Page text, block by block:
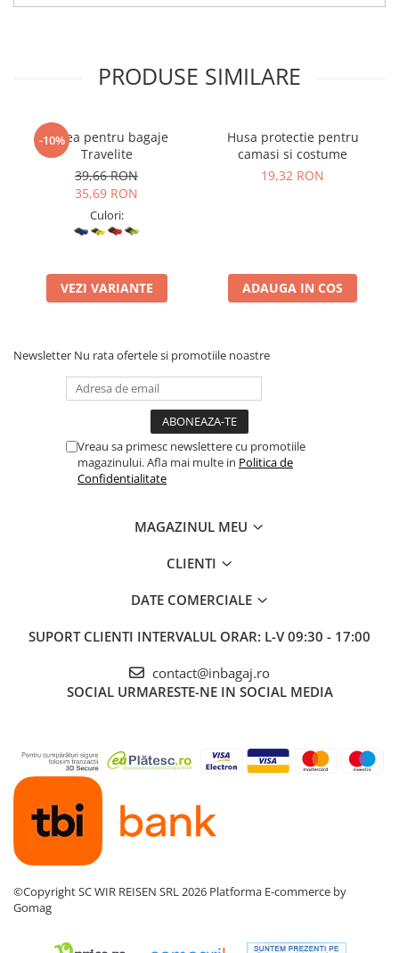
PRODUSE SIMILARE
-10%
Curea pentru bagaje
Travelite
39,66 RON
35,69 RON
Culori:
VEZI VARIANTE
Husa protectie pentru
camasi si costume
19,32 RON
ADAUGA IN COS
Newsletter Nu rata ofertele si promotiile noastre
Vreau sa primesc newslettere cu promotiile
magazinului. Afla mai multe in Politica de
Confidentialitate
MAGAZINUL MEU
CLIENTI
DATE COMERCIALE
SUPORT CLIENTI INTERVALUL ORAR: L-V 09:30 - 17:00
contact@inbagaj.ro
SOCIAL URMARESTE-NE IN SOCIAL MEDIA
©Copyright SC WIR REISEN SRL 2026 Platforma E-commerce by
Gomag